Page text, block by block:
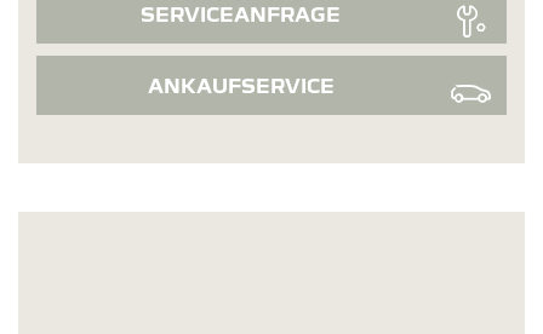
SERVICEANFRAGE
ANKAUFSERVICE